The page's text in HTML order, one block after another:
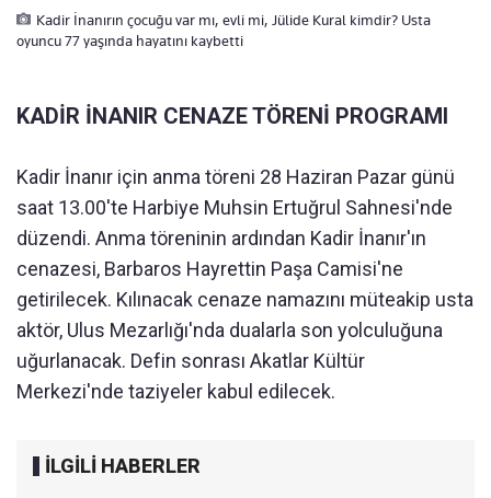
Kadir İnanırın çocuğu var mı, evli mi, Jülide Kural kimdir? Usta
oyuncu 77 yaşında hayatını kaybetti
KADİR İNANIR CENAZE TÖRENİ PROGRAMI
Kadir İnanır için anma töreni 28 Haziran Pazar günü
saat 13.00'te Harbiye Muhsin Ertuğrul Sahnesi'nde
düzendi. Anma töreninin ardından Kadir İnanır'ın
cenazesi, Barbaros Hayrettin Paşa Camisi'ne
getirilecek. Kılınacak cenaze namazını müteakip usta
aktör, Ulus Mezarlığı'nda dualarla son yolculuğuna
uğurlanacak. Defin sonrası Akatlar Kültür
Merkezi'nde taziyeler kabul edilecek.
İLGİLİ HABERLER